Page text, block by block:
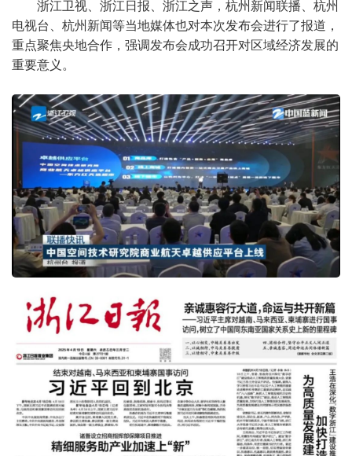
浙江卫视、浙江日报、浙江之声，杭州新闻联播、杭州
电视台、杭州新闻等当地媒体也对本次发布会进行了报道，
重点聚焦央地合作，强调发布会成功召开对区域经济发展的
重要意义。